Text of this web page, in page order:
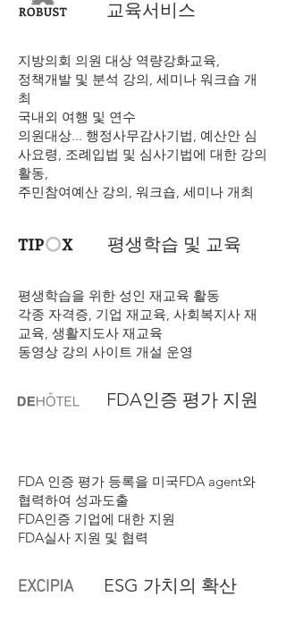
교육서비스
지방의회 의원 대상 역량강화교육,
정책개발 및 분석 강의, 세미나 워크숍 개
최
국내외 여행 및 연수
의원대상... 행정사무감사기법, 예산안 심
사요령, 조례입법 및 심사기법에 대한 강의
활동,
​주민참여예산 강의, 워크숍, 세미나 개최
평생학습 및 교육
평생학습을 위한 성인 재교육 활동
각종 자격증, 기업 재교육, 사회복지사 재
교육, 생활지도사 재교육
​동영상 강의 사이트 개설 운영
FDA인증 평가 지원
FDA 인증 평가 등록을 미국FDA agent와
협력하여 성과도출
FDA인증 기업에 대한 지원
FDA실사 지원 및 협력
ESG 가치의 확산